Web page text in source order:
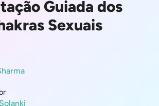
Guiada dos
Sexuais